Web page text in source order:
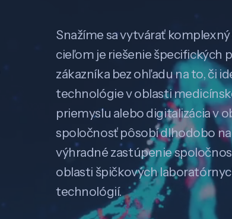
Snažíme sa vytvárať
cieľom je riešenie špecifických
zákazníka bez ohľadu na to, či
technológie v oblasti
priemyslu alebo digitalizácia v
spoločnosť pôsobí dlhodobo
výhradné zastúpenie
oblasti špičkových
technológií.